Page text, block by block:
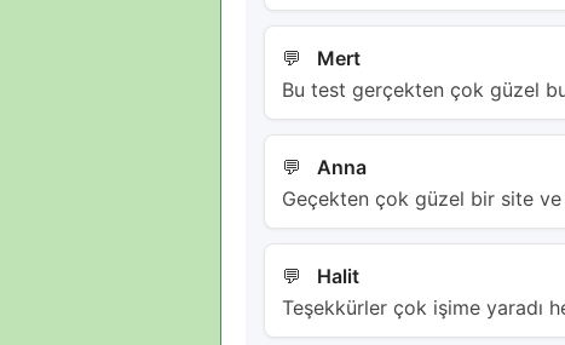
Mert
Bu test gerçekten çok güzel
Anna
Geçekten çok güzel bir site ve
Halit
Teşekkürler çok işime yaradı